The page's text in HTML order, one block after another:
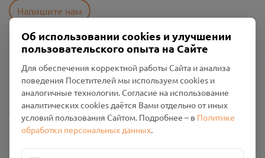
Напишите нам
Политика конфиденциальности
Промо-материалы
Настройки cookies
Общество с ограниченной ответственностью «Смоленский
Проект Помним»
Об использовании cookies и улучшении
пользовательского опыта на Сайте
Для обеспечения корректной работы Сайта и анализа
поведения Посетителей мы используем cookies и
аналогичные технологии. Согласие на использование
аналитических cookies даётся Вами отдельно от иных
условий пользования Сайтом. Подробнее – в Политике
обработки персональных данных.